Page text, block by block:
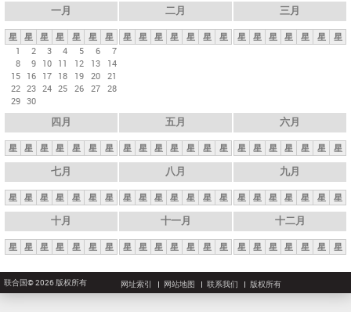
一月
星 星 星 星 星 星
星
1
2 3 4 5 6
7
8
9 10 11 12 13
14
15 16 17 18 19 20 21
22 23 24 25 26 27 28
29 30
二月
星 星 星 星 星 星 星
三月
星 星 星 星 星 星 星
四月
星 星 星 星 星 星 星
五月
星 星 星 星 星 星 星
六月
星 星 星 星 星 星 星
七月
星 星 星 星 星 星 星
八月
星 星 星 星 星 星 星
九月
星 星 星 星 星 星 星
十月
星 星 星 星 星 星 星
十一月
星 星 星 星 星 星 星
十二月
星 星 星 星 星 星 星
联合国© 2026 版权所有 网址索引 网站地图 联系我们 版权所有